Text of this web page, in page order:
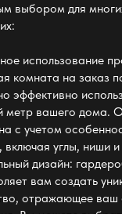
выбором для
использование
комната на заказ
эффективно
метр вашего дома.
с учетом
углы, ниши
дизайн:
вам создать
отражающее ваш